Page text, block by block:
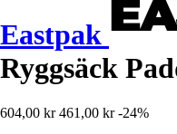
Eastpak
Ryggsäck
604,00 kr 461,00 kr -24%